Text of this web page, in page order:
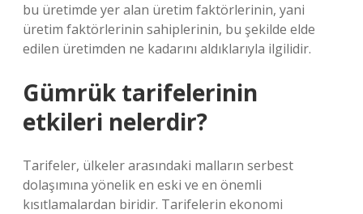
bu üretimde yer alan üretim faktörlerinin, yani
üretim faktörlerinin sahiplerinin, bu şekilde elde
edilen üretimden ne kadarını aldıklarıyla ilgilidir.
Gümrük tarifelerinin
etkileri nelerdir?
Tarifeler, ülkeler arasındaki malların serbest
dolaşımına yönelik en eski ve en önemli
kısıtlamalardan biridir. Tarifelerin ekonomi